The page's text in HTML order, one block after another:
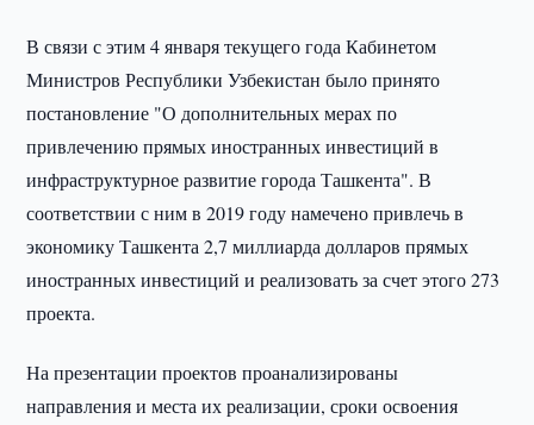
В связи с этим 4 января текущего года Кабинетом
Министров Республики Узбекистан было принято
постановление "О дополнительных мерах по
привлечению прямых иностранных инвестиций в
инфраструктурное развитие города Ташкента". В
соответствии с ним в 2019 году намечено привлечь в
экономику Ташкента 2,7 миллиарда долларов прямых
иностранных инвестиций и реализовать за счет этого 273
проекта.
На презентации проектов проанализированы
направления и места их реализации, сроки освоения